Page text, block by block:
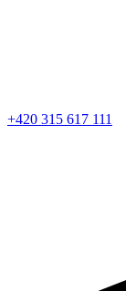
+420 315 617 111